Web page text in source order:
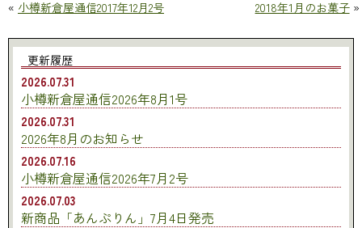
« 小樽新倉屋通信2017年12月2号 2018年1月のお菓子»
更新履歴
2026.07.31
小樽新倉屋通信2026年8月1号
2026.07.31
2026年8月のお知らせ
2026.07.16
小樽新倉屋通信2026年7月2号
2026.07.03
新商品「あんぷりん」7月4日発売